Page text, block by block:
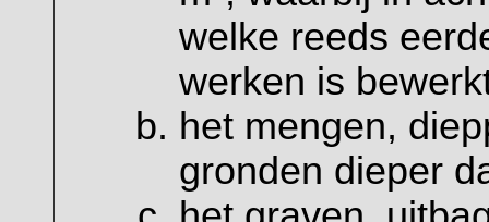
welke reeds
werken is
het mengen,
gronden dieper